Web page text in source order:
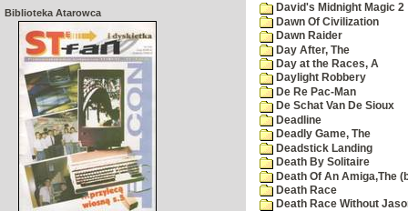
Biblioteka Atarowca
David's Midnight Magic 2
Dawn Of Civilization
Dawn Raider
Day After, The
Day at the Races, A
Daylight Robbery
De Re Pac-Man
De Schat Van De Sioux
Deadline
Deadly Game, The
Deadstick Landing
Death By Solitaire
Death Of An Amiga,The
Death Race
Death Race Without